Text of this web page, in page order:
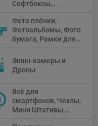
Софтбоксы,
Рефлекторы,
Отражатели,
Предметные
Фото плёнки,
Фотоальбомы, Фото
бумага, Рамки для
камеры
Экшн-камеры и
Дроны
Всё для
смартфонов, Чехлы,
Мини Штативы,